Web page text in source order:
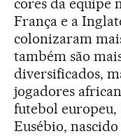
cores da equipe
França e a
colonizaram
também são
diversificados,
jogadores
futebol europeu,
Eusébio,